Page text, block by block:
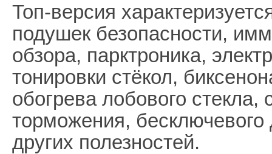
Топ-версия
подушек безопасности,
обзора, парктроника,
тонировки стёкол,
обогрева лобового стекла,
торможения, бесключевого
других полезностей.